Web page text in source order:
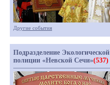
Другие события
Подразделение Экологической
полиции «Невской Сечи»(537)